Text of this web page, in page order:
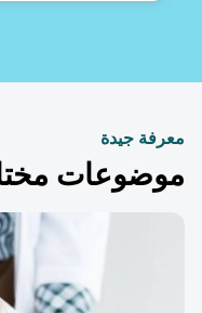
جيدة
مختارة